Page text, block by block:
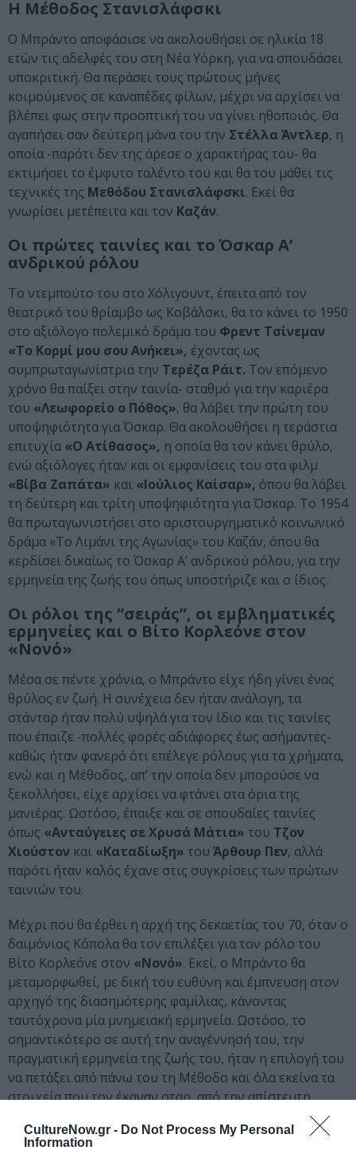
CultureNow.gr - Do Not Process My Personal
Information
Η Μέθοδος Στανισλάφσκι
Ο Μπράντο αποφάσισε να ακολουθήσει σε ηλικία 18
ετών τις αδελφές του στη Νέα Υόρκη, για να σπουδάσει
υποκριτική. Θα περάσει τους πρώτους μήνες
κοιμούμενος σε καναπέδες φίλων, μέχρι να αρχίσει να
βλέπει φως στην προοπτική του να γίνει ηθοποιός. Θα
αγαπήσει σαν δεύτερη μάνα του την Στέλλα Άντλερ, η
οποία -παρότι δεν της άρεσε ο χαρακτήρας του- θα
εκτιμήσει το έμφυτο ταλέντο του και θα του μάθει τις
τεχνικές της Μεθόδου Στανισλάφσκι. Εκεί θα
γνωρίσει μετέπειτα και τον Καζάν.
Οι πρώτες ταινίες και το Όσκαρ Α’
ανδρικού ρόλου
Το ντεμπούτο του στο Χόλιγουντ, έπειτα από τον
θεατρικό του θρίαμβο ως Κοβάλσκι, θα το κάνει το 1950
στο αξιόλογο πολεμικό δράμα του Φρεντ Τσίνεμαν
«Το Κορμί μου σου Ανήκει», έχοντας ως
συμπρωταγωνίστρια την Τερέζα Ράιτ. Τον επόμενο
χρόνο θα παίξει στην ταινία- σταθμό για την καριέρα
του «Λεωφορείο ο Πόθος», θα λάβει την πρώτη του
υποψηφιότητα για Όσκαρ. Θα ακολουθήσει η τεράστια
επιτυχία «Ο Ατίθασος», η οποία θα τον κάνει θρύλο,
ενώ αξιόλογες ήταν και οι εμφανίσεις του στα φιλμ
«Βίβα Ζαπάτα» και «Ιούλιος Καίσαρ», όπου θα λάβει
τη δεύτερη και τρίτη υποψηφιότητα για Όσκαρ. Το 1954
θα πρωταγωνιστήσει στο αριστουργηματικό κοινωνικό
δράμα «Το Λιμάνι της Αγωνίας» του Καζάν, όπου θα
κερδίσει δικαίως το Όσκαρ Α’ ανδρικού ρόλου, για την
ερμηνεία της ζωής του όπως υποστήριζε και ο ίδιος.
Οι ρόλοι της “σειράς”, οι εμβληματικές
ερμηνείες και ο Βίτο Κορλεόνε στον
«Νονό»
Μέσα σε πέντε χρόνια, ο Μπράντο είχε ήδη γίνει ένας
θρύλος εν ζωή. Η συνέχεια δεν ήταν ανάλογη, τα
στάνταρ ήταν πολύ υψηλά για τον ίδιο και τις ταινίες
που έπαιζε -πολλές φορές αδιάφορες έως ασήμαντες-
καθώς ήταν φανερό ότι επέλεγε ρόλους για τα χρήματα,
ενώ και η Μέθοδος, απ’ την οποία δεν μπορούσε να
ξεκολλήσει, είχε αρχίσει να φτάνει στα όρια της
μανιέρας. Ωστόσο, έπαιξε και σε σπουδαίες ταινίες
όπως «Ανταύγειες σε Χρυσά Μάτια» του Τζον
Χιούστον και «Καταδίωξη» του Άρθουρ Πεν, αλλά
παρότι ήταν καλός έχανε στις συγκρίσεις των πρώτων
ταινιών του.
Μέχρι που θα έρθει η αρχή της δεκαετίας του 70, όταν ο
δαιμόνιος Κόπολα θα τον επιλέξει για τον ρόλο του
Βίτο Κορλεόνε στον «Νονό». Εκεί, ο Μπράντο θα
μεταμορφωθεί, με δική του ευθύνη και έμπνευση στον
αρχηγό της διασημότερης φαμίλιας, κάνοντας
ταυτόχρονα μία μνημειακή ερμηνεία. Ωστόσο, το
σημαντικότερο σε αυτή την αναγέννησή του, την
πραγματική ερμηνεία της ζωής του, ήταν η επιλογή του
να πετάξει από πάνω του τη Μέθοδο και όλα εκείνα τα
στοιχεία που τον έκαναν σταρ, από την απίστευτη
ομορφάδα του μέχρι την πληθωρική, πολλές φορές
ζωώδη υποκριτική υπόστασή του.